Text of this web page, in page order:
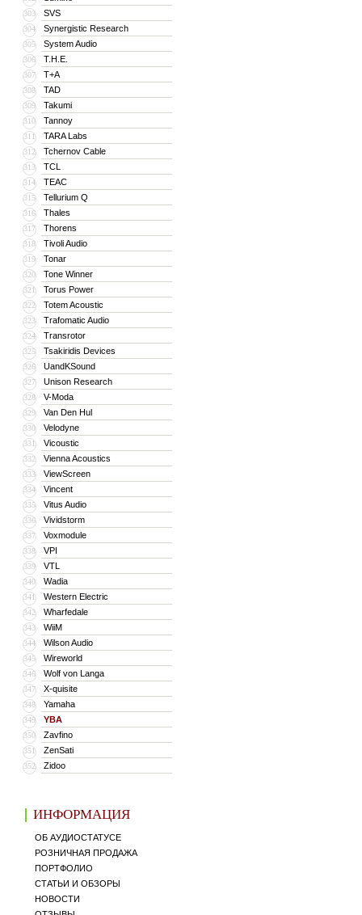
303 SVS
304 Synergistic Research
305 System Audio
306 T.H.E.
307 T+A
308 TAD
309 Takumi
310 Tannoy
311 TARA Labs
312 Tchernov Cable
313 TCL
314 TEAC
315 Tellurium Q
316 Thales
317 Thorens
318 Tivoli Audio
319 Tonar
320 Tone Winner
321 Torus Power
322 Totem Acoustic
323 Trafomatic Audio
324 Transrotor
325 Tsakiridis Devices
326 UandKSound
327 Unison Research
328 V-Moda
329 Van Den Hul
330 Velodyne
331 Vicoustic
332 Vienna Acoustics
333 ViewScreen
334 Vincent
335 Vitus Audio
336 Vividstorm
337 Voxmodule
338 VPI
339 VTL
340 Wadia
341 Western Electric
342 Wharfedale
343 WiiM
344 Wilson Audio
345 Wireworld
346 Wolf von Langa
347 X-quisite
348 Yamaha
349 YBA
350 Zavfino
351 ZenSati
352 Zidoo
ИНФОРМАЦИЯ
ОБ АУДИОСТАТУСЕ
РОЗНИЧНАЯ ПРОДАЖА
ПОРТФОЛИО
СТАТЬИ И ОБЗОРЫ
НОВОСТИ